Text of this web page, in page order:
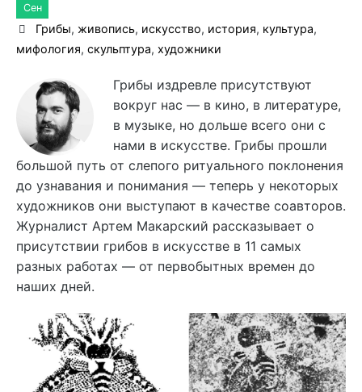
Сен
Грибы, живопись, искусство, история, культура,
мифология, скульптура, художники
Грибы издревле присутствуют
вокруг нас — в кино, в литературе,
в музыке, но дольше всего они с
нами в искусстве. Грибы прошли
большой путь от слепого ритуального поклонения
до узнавания и понимания — теперь у некоторых
художников они выступают в качестве соавторов.
Журналист Артем Макарский рассказывает о
присутствии грибов в искусстве в 11 самых
разных работах — от первобытных времен до
наших дней.